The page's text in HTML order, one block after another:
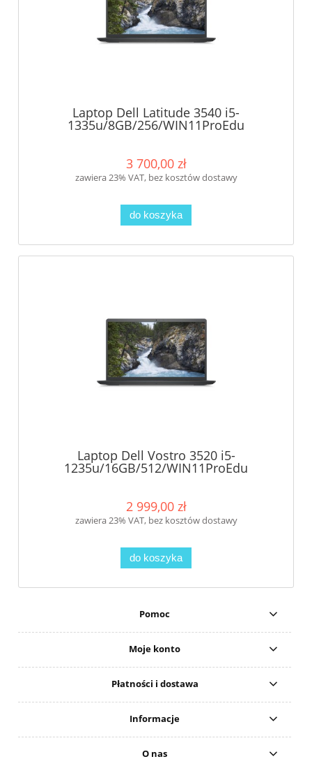
Laptop Dell Latitude 3540 i5-
1335u/8GB/256/WIN11ProEdu
3 700,00 zł
zawiera 23% VAT, bez kosztów dostawy
do koszyka
Laptop Dell Vostro 3520 i5-
1235u/16GB/512/WIN11ProEdu
2 999,00 zł
zawiera 23% VAT, bez kosztów dostawy
do koszyka
Pomoc
Moje konto
Płatności i dostawa
Informacje
O nas